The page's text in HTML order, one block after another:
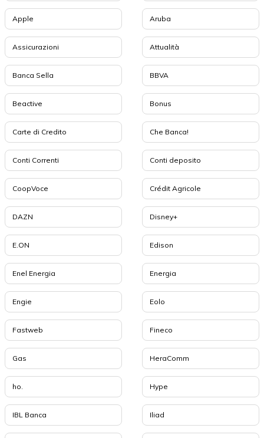
Apple Aruba
Assicurazioni Attualità
Banca Sella BBVA
Beactive Bonus
Carte di Credito Che Banca!
Conti Correnti Conti deposito
CoopVoce Crédit Agricole
DAZN Disney+
E.ON Edison
Enel Energia Energia
Engie Eolo
Fastweb Fineco
Gas HeraComm
ho. Hype
IBL Banca Iliad